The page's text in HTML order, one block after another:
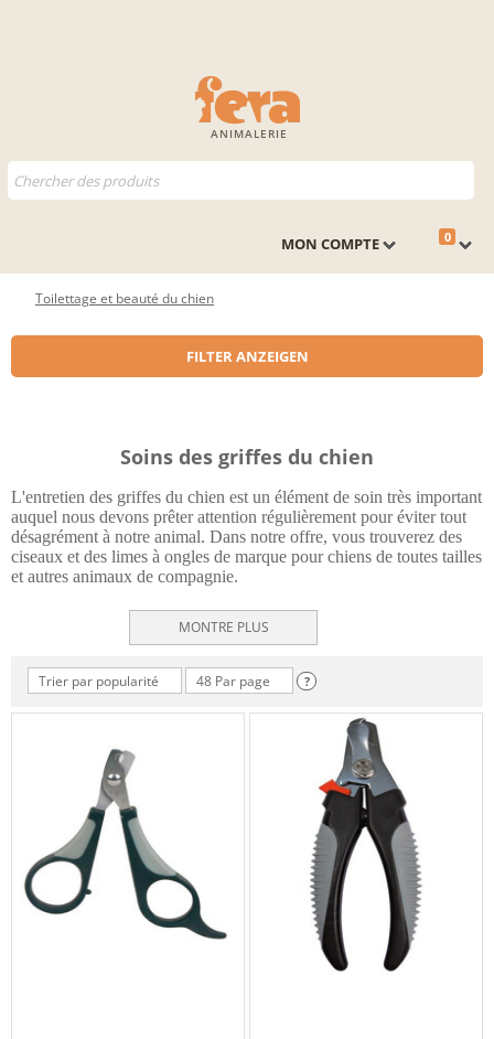
ANIMALERIE
0
MON COMPTE
Toilettage et beauté du chien
FILTER ANZEIGEN
Soins des griffes du chien
L'entretien des griffes du chien est un élément de soin très important
auquel nous devons prêter attention régulièrement pour éviter tout
désagrément à notre animal. Dans notre offre, vous trouverez des
ciseaux et des limes à ongles de marque pour chiens de toutes tailles
et autres animaux de compagnie.
MONTRE PLUS
Trier par popularité 48 Par page ?